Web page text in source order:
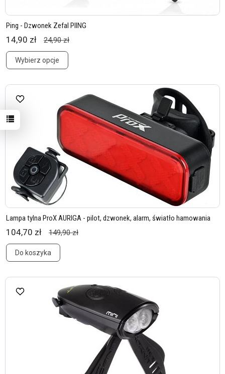
Ping - Dzwonek Zefal PIING
14,90 zł 24,90 zł
Wybierz opcje
Lampa tylna ProX AURIGA - pilot, dzwonek, alarm, światło hamowania
104,70 zł 149,90 zł
Do koszyka